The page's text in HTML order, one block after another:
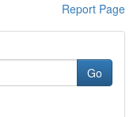
Report Page
Go